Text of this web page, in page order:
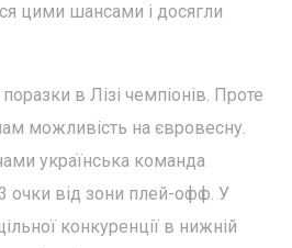
цими шансами і досягли
в Лізі чемпіонів. Проте
можливість на євровесну.
українська команда
очки від зони плей-офф. У
конкуренції в нижній